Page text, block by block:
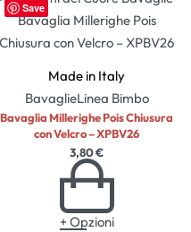
Save
Made in Italy
BavaglieLinea Bimbo
Bavaglia Millerighe Pois Chiusura
con Velcro – XPBV26
3,80€
+ Opzioni